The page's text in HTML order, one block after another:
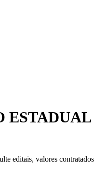
editais, valores